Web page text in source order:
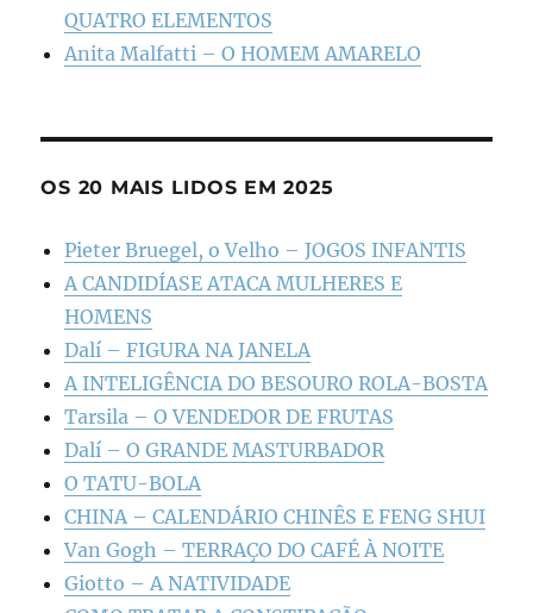
QUATRO ELEMENTOS
Anita Malfatti – O HOMEM AMARELO
OS 20 MAIS LIDOS EM 2025
Pieter Bruegel, o Velho – JOGOS INFANTIS
A CANDIDÍASE ATACA MULHERES E
HOMENS
Dalí – FIGURA NA JANELA
A INTELIGÊNCIA DO BESOURO ROLA-BOSTA
Tarsila – O VENDEDOR DE FRUTAS
Dalí – O GRANDE MASTURBADOR
O TATU-BOLA
CHINA – CALENDÁRIO CHINÊS E FENG SHUI
Van Gogh – TERRAÇO DO CAFÉ À NOITE
Giotto – A NATIVIDADE